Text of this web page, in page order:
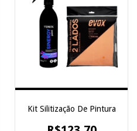
Kit Silitização De Pintura